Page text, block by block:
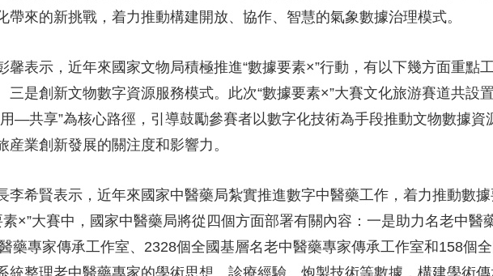
來的新挑戰，着力推動構建開放、協作、智慧的氣象數據治理模式。
馨表示，近年來國家文物局積極推進“數據要素×”行動，有以下幾方面重點
是創新文物數字資源服務模式。此次“數據要素×”大賽文化旅游賽道共設
—共享”為核心路徑，引導鼓勵參賽者以數字化技術為手段推動文物數據資
業創新發展的關注度和影響力。
李希賢表示，近年來國家中醫藥局紮實推進數字中醫藥工作，着力推動數
×”大賽中，國家中醫藥局將從四個方面部署有關內容：一是助力名老中醫
藥專家傳承工作室、2328個全國基層名老中醫藥專家傳承工作室和158個
統整理老中醫藥專家的學術思想、診療經驗、炮製技術等數據，構建學術